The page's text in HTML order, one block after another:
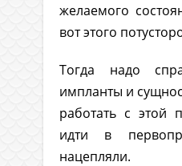
желаемого
вот этого
Тогда надо
импланты и
работать с этой
идти в
нацепляли.